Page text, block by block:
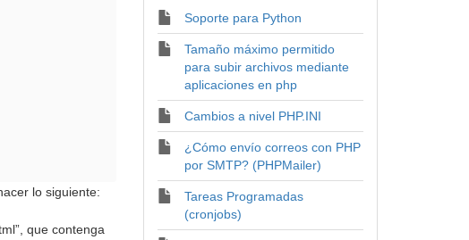
lo siguiente:
que contenga
Soporte para Python
Tamaño máximo permitido
para subir archivos mediante
aplicaciones en php
Cambios a nivel PHP.INI
¿Cómo envío correos con PHP
por SMTP? (PHPMailer)
Tareas Programadas
(cronjobs)